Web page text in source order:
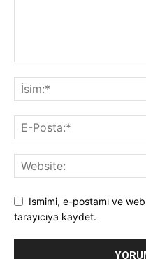
Ismimi, e-postamı ve
tarayıcıya kaydet.